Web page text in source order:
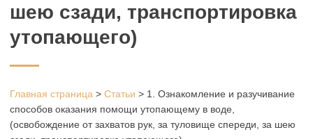
шею сзади, транспортировка
утопающего)
Главная страница > Статьи > 1. Ознакомление и разучивание
способов оказания помощи утопающему в воде,
(освобождение от захватов рук, за туловище спереди, за шею